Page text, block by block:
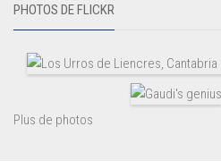
PHOTOS DE FLICKR
Plus de photos